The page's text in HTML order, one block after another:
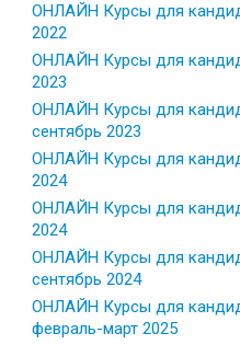
ОНЛАЙН Курсы для
2022
ОНЛАЙН Курсы для
2023
ОНЛАЙН Курсы для
сентябрь 2023
ОНЛАЙН Курсы для
2024
ОНЛАЙН Курсы для
2024
ОНЛАЙН Курсы для
сентябрь 2024
ОНЛАЙН Курсы для
февраль-март 2025